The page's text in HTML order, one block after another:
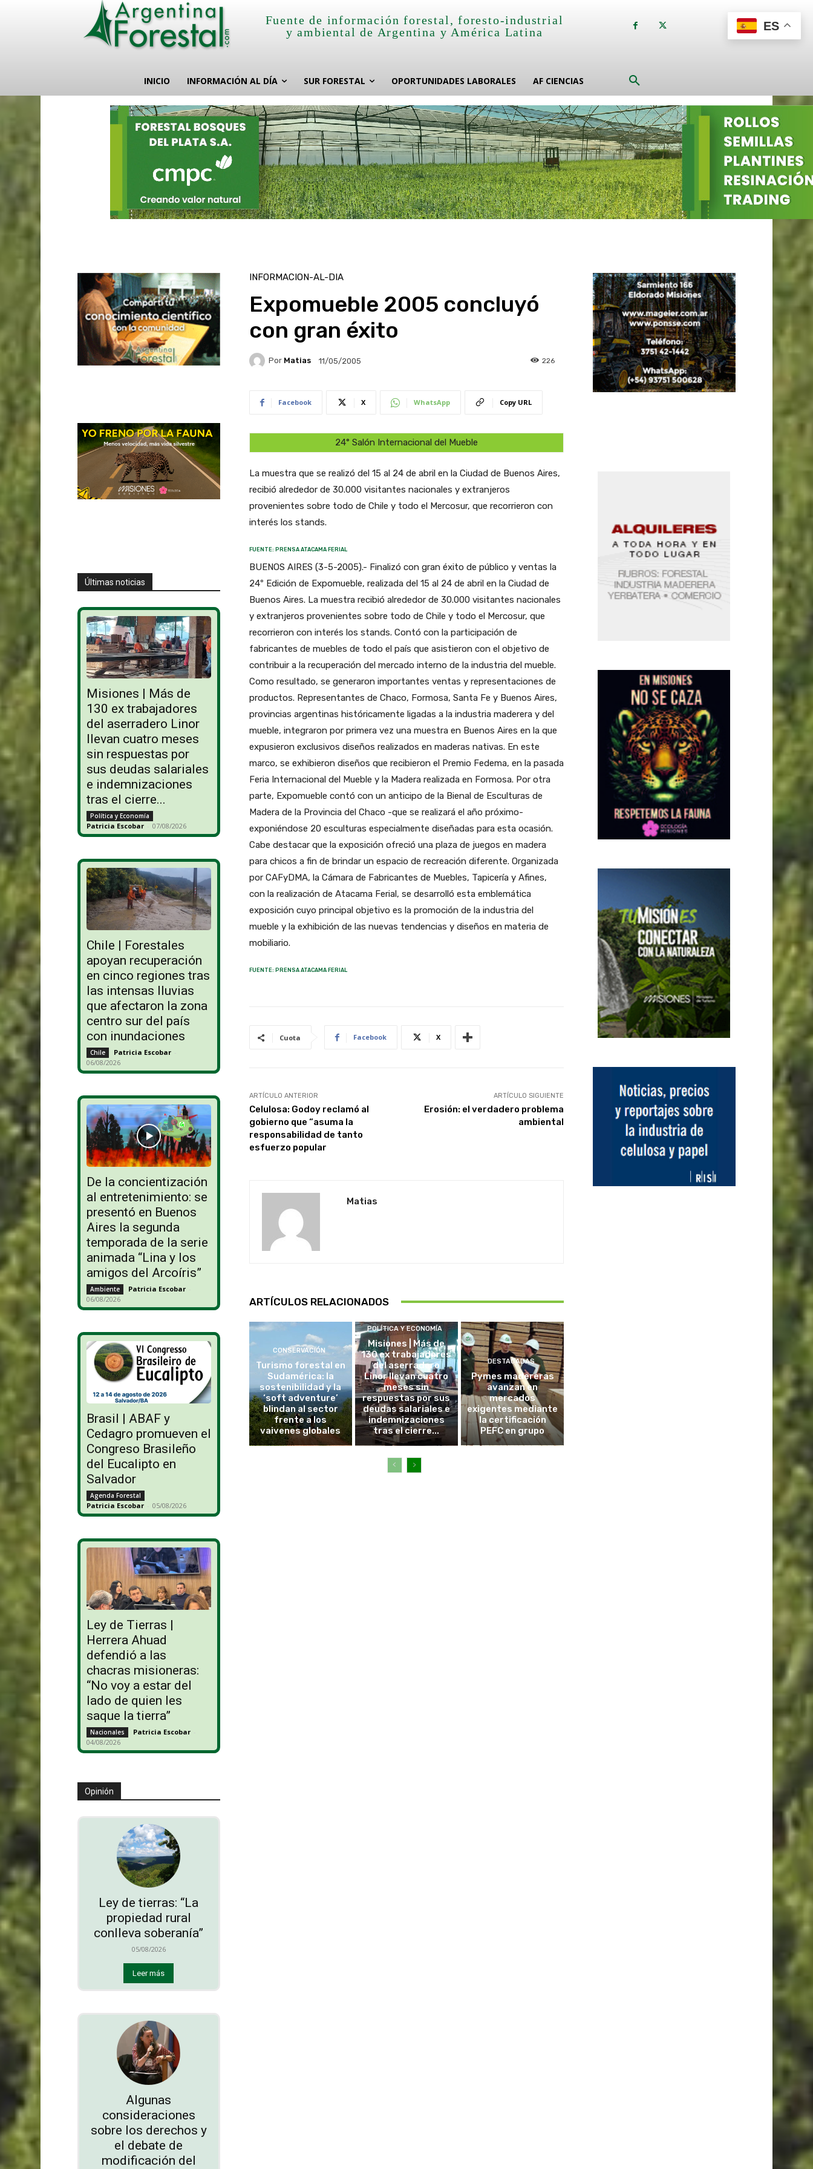
Fuente de información forestal, foresto-industrial
y ambiental de Argentina y América Latina
INICIO INFORMACIÓN AL DÍA SUR FORESTAL OPORTUNIDADES LABORALES AF CIENCIAS
Últimas noticias
Misiones | Más de
130 ex trabajadores
del aserradero Linor
llevan cuatro meses
sin respuestas por
sus deudas salariales
e indemnizaciones
tras el cierre...
Política y Economía
Patricia Escobar - 07/08/2026
Chile | Forestales
apoyan recuperación
en cinco regiones tras
las intensas lluvias
que afectaron la zona
centro sur del país
con inundaciones
Chile Patricia Escobar -
06/08/2026
De la concientización
al entretenimiento: se
presentó en Buenos
Aires la segunda
temporada de la serie
animada “Lina y los
amigos del Arcoíris”
Ambiente Patricia Escobar -
06/08/2026
Brasil | ABAF y
Cedagro promueven el
Congreso Brasileño
del Eucalipto en
Salvador
Agenda Forestal
Patricia Escobar - 05/08/2026
Ley de Tierras |
Herrera Ahuad
defendió a las
chacras misioneras:
“No voy a estar del
lado de quien les
saque la tierra”
Nacionales Patricia Escobar -
04/08/2026
Opinión
Ley de tierras: “La
propiedad rural
conlleva soberanía”
05/08/2026
Leer más
Algunas
consideraciones
sobre los derechos y
el debate de
modificación del
INFORMACION-AL-DIA
Expomueble 2005 concluyó
con gran éxito
Por Matias 11/05/2005 226
Facebook X WhatsApp Copy URL
24° Salón Internacional del Mueble
La muestra que se realizó del 15 al 24 de abril en la Ciudad de Buenos Aires,
recibió alrededor de 30.000 visitantes nacionales y extranjeros
provenientes sobre todo de Chile y todo el Mercosur, que recorrieron con
interés los stands.
FUENTE: PRENSA ATACAMA FERIAL
BUENOS AIRES (3-5-2005).- Finalizó con gran éxito de público y ventas la
24º Edición de Expomueble, realizada del 15 al 24 de abril en la Ciudad de
Buenos Aires. La muestra recibió alrededor de 30.000 visitantes nacionales
y extranjeros provenientes sobre todo de Chile y todo el Mercosur, que
recorrieron con interés los stands. Contó con la participación de
fabricantes de muebles de todo el país que asistieron con el objetivo de
contribuir a la recuperación del mercado interno de la industria del mueble.
Como resultado, se generaron importantes ventas y representaciones de
productos. Representantes de Chaco, Formosa, Santa Fe y Buenos Aires,
provincias argentinas históricamente ligadas a la industria maderera y del
mueble, integraron por primera vez una muestra en Buenos Aires en la que
expusieron exclusivos diseños realizados en maderas nativas. En este
marco, se exhibieron diseños que recibieron el Premio Fedema, en la pasada
Feria Internacional del Mueble y la Madera realizada en Formosa. Por otra
parte, Expomueble contó con un anticipo de la Bienal de Esculturas de
Madera de la Provincia del Chaco -que se realizará el año próximo-
exponiéndose 20 esculturas especialmente diseñadas para esta ocasión.
Cabe destacar que la exposición ofreció una plaza de juegos en madera
para chicos a fin de brindar un espacio de recreación diferente. Organizada
por CAFyDMA, la Cámara de Fabricantes de Muebles, Tapicería y Afines,
con la realización de Atacama Ferial, se desarrolló esta emblemática
exposición cuyo principal objetivo es la promoción de la industria del
mueble y la exhibición de las nuevas tendencias y diseños en materia de
mobiliario.
FUENTE: PRENSA ATACAMA FERIAL
Cuota Facebook X
ARTÍCULO ANTERIOR
Celulosa: Godoy reclamó al
gobierno que “asuma la
responsabilidad de tanto
esfuerzo popular
ARTÍCULO SIGUIENTE
Erosión: el verdadero problema
ambiental
Matias
ARTÍCULOS RELACIONADOS
CONSERVACIÓN
Turismo forestal en
Sudamérica: la
sostenibilidad y la
‘soft adventure’
blindan al sector
frente a los
vaivenes globales
POLÍTICA Y ECONOMÍA
Misiones | Más de
130 ex trabajadores
del aserradero
Linor llevan cuatro
meses sin
respuestas por sus
deudas salariales e
indemnizaciones
tras el cierre...
DESTACADAS
Pymes madereras
avanzan en
mercados
exigentes mediante
la certificación
PEFC en grupo
ES